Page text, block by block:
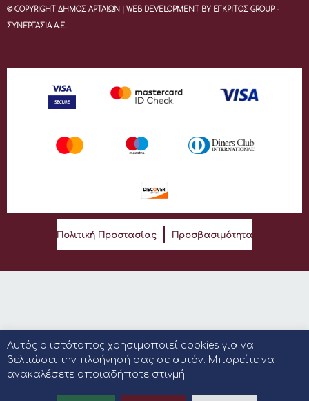
© COPYRIGHT ΔΗΜΟΣ ΑΡΤΑΙΩΝ | WEB DEVELOPMENT BY ΕΓΚΡΙΤΟΣ GROUP -
ΣΥΝΕΡΓΑΣΙΑ Α.Ε.
Πολιτική Προστασίας Προσβασιμότητα
Αυτός ο ιστότοπος χρησιμοποιεί cookies για να
βελτιώσει την πλοήγησή σας σε αυτόν. Μπορείτε να
ανακαλέσετε οποιαδήποτε στιγμή.